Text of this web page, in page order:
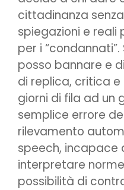
cittadinanza
spiegazioni e reali
per i
posso bannare e
di replica, critica
giorni di fila ad un
semplice errore
rilevamento
speech, incapace
interpretare
possibilità di